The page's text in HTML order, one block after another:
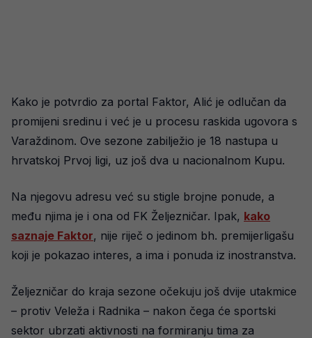
Kako je potvrdio za portal Faktor, Alić je odlučan da
promijeni sredinu i već je u procesu raskida ugovora s
Varaždinom. Ove sezone zabilježio je 18 nastupa u
hrvatskoj Prvoj ligi, uz još dva u nacionalnom Kupu.
Na njegovu adresu već su stigle brojne ponude, a
među njima je i ona od FK Željezničar. Ipak, kako
saznaje Faktor, nije riječ o jedinom bh. premijerligašu
koji je pokazao interes, a ima i ponuda iz inostranstva.
Željezničar do kraja sezone očekuju još dvije utakmice
– protiv Veleža i Radnika – nakon čega će sportski
sektor ubrzati aktivnosti na formiranju tima za